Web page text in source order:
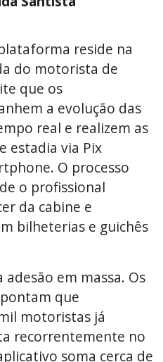
reside na
do motorista de
que os
a evolução das
real e realizem as
estadia via Pix
O processo
o profissional
da cabine e
bilheterias e guichês
em massa. Os
que
motoristas já
recorrentemente no
soma cerca de